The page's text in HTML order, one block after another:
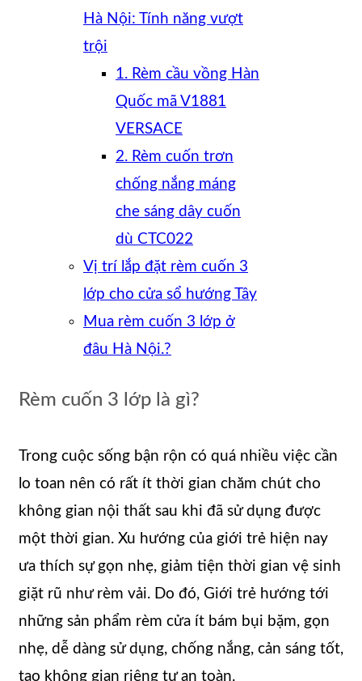
Hà Nội: Tính năng vượt
trội
1. Rèm cầu vồng Hàn
Quốc mã V1881
VERSACE
2. Rèm cuốn trơn
chống nắng máng
che sáng dây cuốn
dù CTC022
Vị trí lắp đặt rèm cuốn 3
lớp cho cửa sổ hướng Tây
Mua rèm cuốn 3 lớp ở
đâu Hà Nội.?
Rèm cuốn 3 lớp là gì?
Trong cuộc sống bận rộn có quá nhiều việc cần
lo toan nên có rất ít thời gian chăm chút cho
không gian nội thất sau khi đã sử dụng được
một thời gian. Xu hướng của giới trẻ hiện nay
ưa thích sự gọn nhẹ, giảm tiện thời gian vệ sinh
giặt rũ như rèm vải. Do đó, Giới trẻ hướng tới
những sản phẩm rèm cửa ít bám bụi bặm, gọn
nhẹ, dễ dàng sử dụng, chống nắng, cản sáng tốt,
tạo không gian riêng tư an toàn.